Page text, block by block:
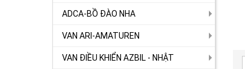
ADCA-BỒ ĐÀO NHA
VAN ARI-AMATUREN
VAN ĐIỀU KHIỂN AZBIL - NHẬT